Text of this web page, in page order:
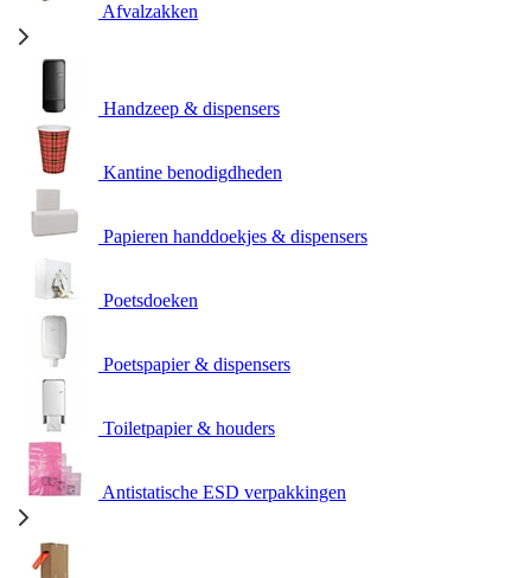
Afvalzakken
Handzeep & dispensers
Kantine benodigdheden
Papieren handdoekjes & dispensers
Poetsdoeken
Poetspapier & dispensers
Toiletpapier & houders
Antistatische ESD verpakkingen